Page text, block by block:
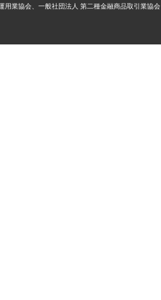
業協会、一般社団法人 第二種金融商品取引業協会